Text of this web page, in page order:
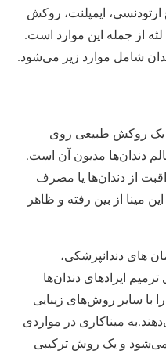
ارتودنسی، ایمپلنت، روکش
از جمله این موارد است.
شامل موارد زیر می‌شود.
یک روکش طبیعی روی
دندان‌ها مدیون آن است.
از دندان‌ها یا مصرف
مینا از بین رفته و ظاهر
های دندانپزشکی،
ایرادهای دندان‌ها
با سایر روش‌های زیبایی
میناکاری در مواردی
می‌شود و یک روش ترکیبی